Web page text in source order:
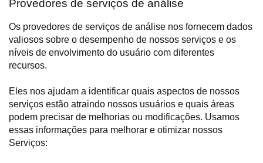
Provedores de serviços de análise
Os provedores de serviços de análise nos fornecem dados
valiosos sobre o desempenho de nossos serviços e os
níveis de envolvimento do usuário com diferentes
recursos.
Eles nos ajudam a identificar quais aspectos de nossos
serviços estão atraindo nossos usuários e quais áreas
podem precisar de melhorias ou modificações. Usamos
essas informações para melhorar e otimizar nossos
Serviços: